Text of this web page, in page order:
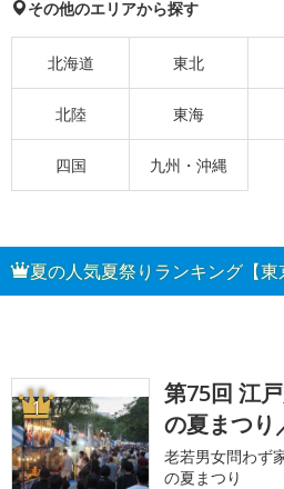
その他のエリアから探す
北海道 東北
北陸 東海
四国 九州・沖縄
夏の人気夏祭りランキング【東
1
第75回 江
の夏まつり
老若男女問わず
の夏まつり